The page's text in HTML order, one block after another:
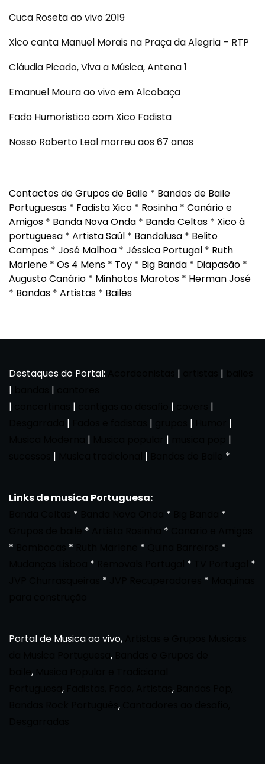
Cuca Roseta ao vivo 2019
Xico canta Manuel Morais na Praça da Alegria – RTP
Cláudia Picado, Viva a Música, Antena 1
Emanuel Moura ao vivo em Alcobaça
Fado Humoristico com Xico Fadista
Nosso Roberto Leal morreu aos 67 anos
Contactos de Grupos de Baile * Bandas de Baile
Portuguesas * Fadista Xico * Rosinha * Canário e
Amigos * Banda Nova Onda * Banda Celtas * Xico à
portuguesa * Artista Saúl * Bandalusa * Belito
Campos * José Malhoa * Jéssica Portugal * Ruth
Marlene * Os 4 Mens * Toy * Big Banda * Diapasão *
Augusto Canário * Minhotos Marotos * Herman José
* Bandas * Artistas * Bailes
Destaques do Portal: | |
|
|
|
| |
|
| | |
|
| |
|
| | *
Links de musica Portuguesa:
* *
*
* *
*
* *
*
* *
*
* *
Portal de Musica ao vivo,
,
,
, ,
,